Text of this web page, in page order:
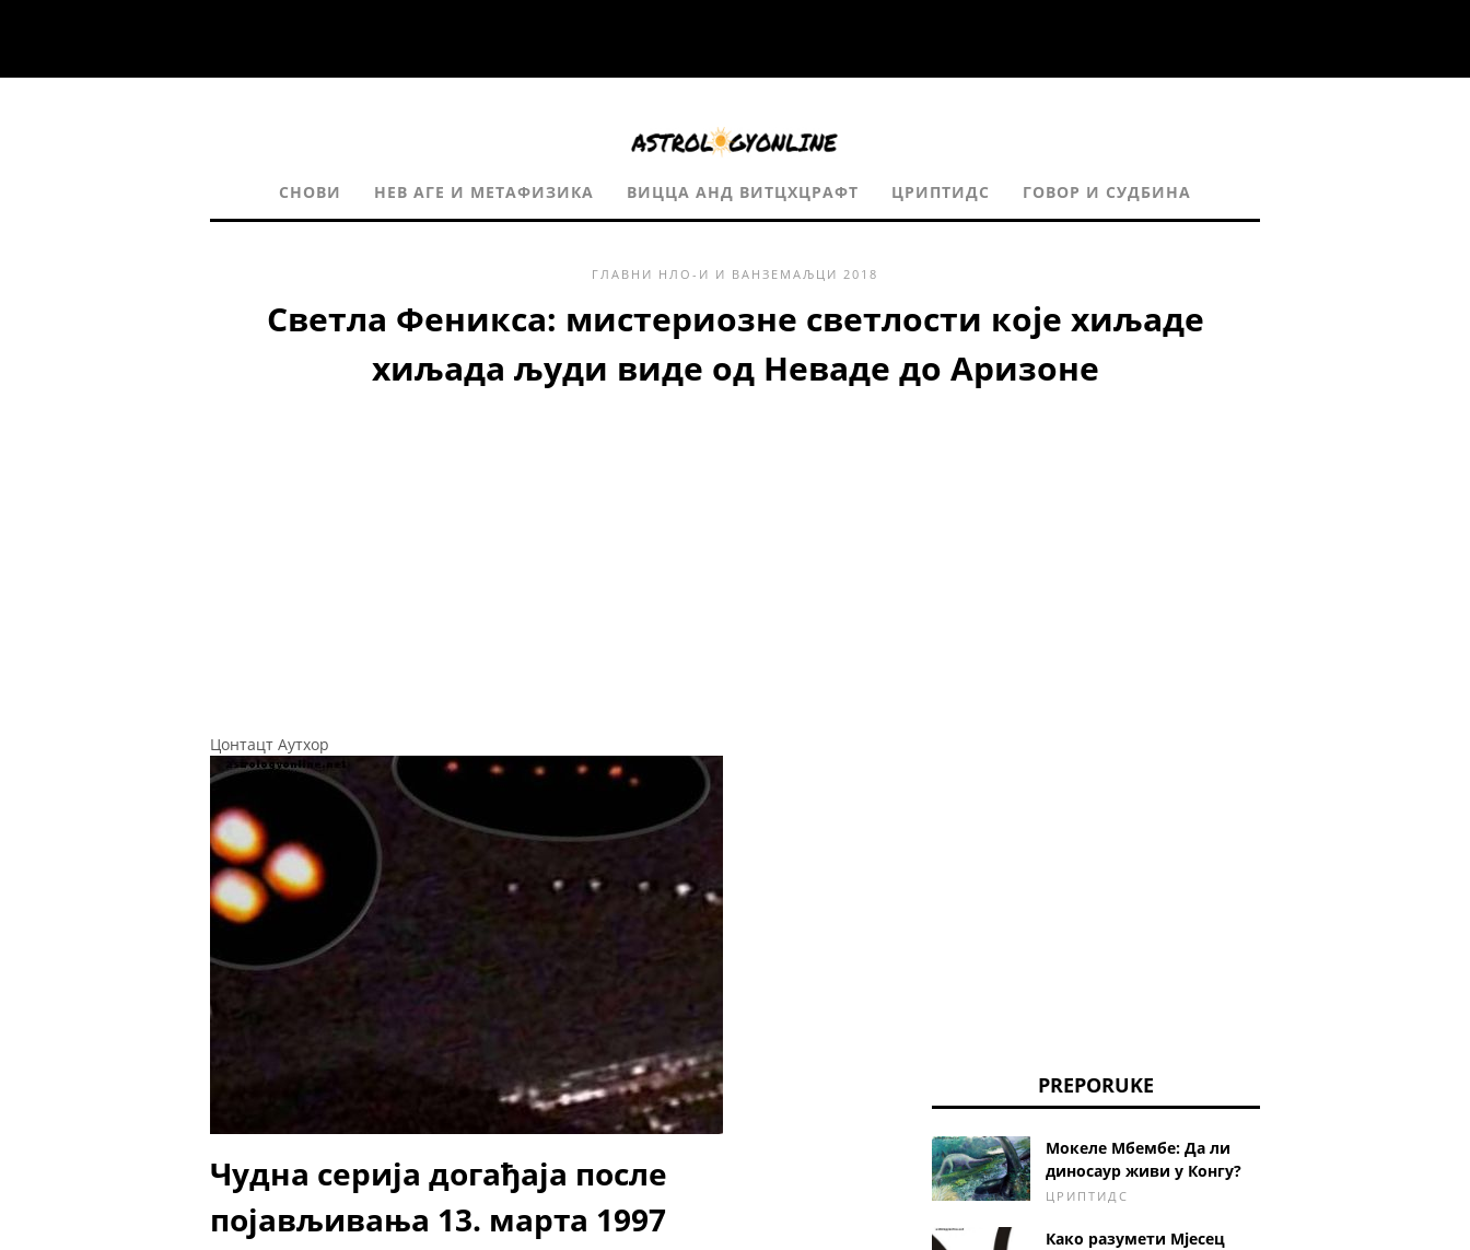
СНОВИ НЕВ АГЕ И МЕТАФИЗИКА ВИЦЦА АНД ВИТЦХЦРАФТ ЦРИПТИДС ГОВОР И СУДБИНА
ГЛАВНИ НЛО-И И ВАНЗЕМАЉЦИ 2018
Светла Феникса: мистериозне светлости које хиљаде
хиљада људи виде од Неваде до Аризоне
Цонтацт Аутхор
Чудна серија догађаја после
појављивања 13. марта 1997
PREPORUKE
Мокеле Мбембе: Да ли
диносаур живи у Конгу?
ЦРИПТИДС
Како разумети Мјесец